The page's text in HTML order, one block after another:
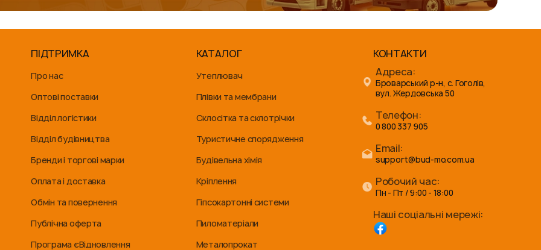
ПІДТРИМКА
Про нас
Оптові поставки
Відділ логістики
Відділ будівництва
Бренди і торгові марки
Оплата і доставка
Обмін та повернення
Публічна оферта
Програма єВідновлення
КАТАЛОГ
Утеплювач
Плівки та мембрани
Склосітка та склотрічки
Туристичне спорядження
Будівельна хімія
Кріплення
Гіпсокартонні системи
Пиломатеріали
Металопрокат
КОНТАКТИ
Адреса:
Броварський р-н, с. Гоголів,
вул. Жердовська 50
Телефон:
0 800 337 905
Email:
support@bud-mo.com.ua
Робочий час:
Пн - Пт / 9:00 - 18:00
Наші соціальні мережі: